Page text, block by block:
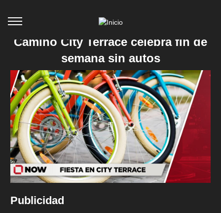
Camino City Terrace celebra fin de
semana sin autos
Publicidad